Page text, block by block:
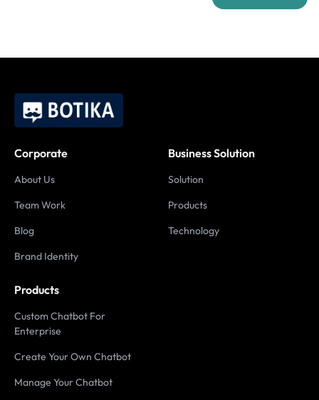
Corporate
About Us
Team Work
Blog
Brand Identity
Business Solution
Solution
Products
Technology
Products
Custom Chatbot For
Enterprise
Create Your Own Chatbot
Manage Your Chatbot